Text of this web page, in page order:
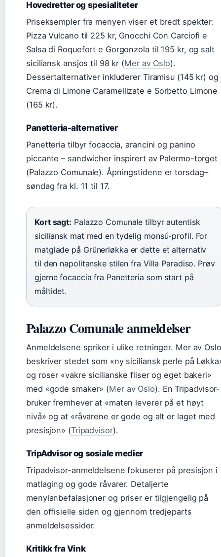
Hovedretter og spesialiteter
Priseksempler fra menyen viser et bredt spekter:
Pizza Vulcano til 225 kr, Gnocchi Con Carciofi e
Salsa di Roquefort e Gorgonzola til 195 kr, og salt
siciliansk ansjos til 98 kr (Mer av Oslo).
Dessertalternativer inkluderer Tiramisu (145 kr) og
Crema di Limone Caramellizate e Sorbetto Limone
(165 kr).
Panetteria-alternativer
Panetteria tilbyr focaccia, arancini og panino
piccante – sandwicher inspirert av Palermo-torget
(Palazzo Comunale). Åpningstidene er torsdag–
søndag fra kl. 11 til 17.
Kort sagt: Palazzo Comunale tilbyr autentisk
siciliansk mat med en tydelig monsú-profil. For
matglade på Grünerløkka er dette et alternativ
til den napolitanske stilen fra Villa Paradiso. Prøv
gjerne focaccia fra Panetteria som start på
måltidet.
Palazzo Comunale anmeldelser
Anmeldelsene spriker i ulike retninger. Mer av Oslo
beskriver stedet som «ny siciliansk perle på
og roser «vakre sicilianske fliser og eget bakeri»
med «gode smaker» (Mer av Oslo). En Tripadvisor-
bruker fremhever at «maten leverer på et høyt
nivå» og at «råvarene er gode og alt er laget med
presisjon» (Tripadvisor).
TripAdvisor og sosiale medier
Tripadvisor-anmeldelsene fokuserer på presisjon i
matlaging og gode råvarer. Detaljerte
menylanbefalasjoner og priser er tilgjengelig på
den offisielle siden og gjennom tredjeparts
anmeldelsessider.
Kritikk fra Vink